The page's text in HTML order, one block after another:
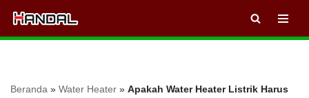
Lompat
Beranda » Water Heater » Apakah Water Heater Listrik Harus